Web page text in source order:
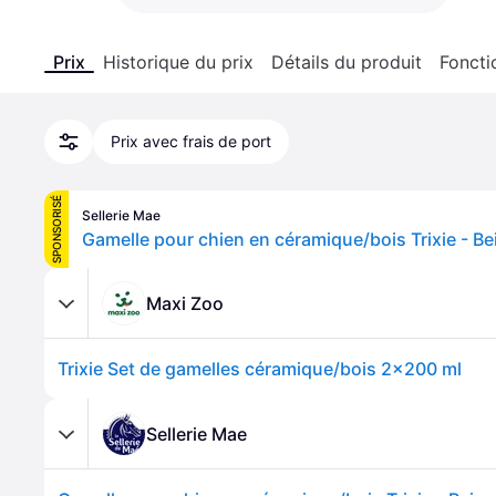
Prix Historique du prix Détails du produit
Prix avec frais de port
SPONSORISÉ Sellerie Mae
Gamelle pour chien en céramique/bois Trixie -
Maxi Zoo
Trixie Set de gamelles céramique/bois 2x200 ml
Sellerie Mae